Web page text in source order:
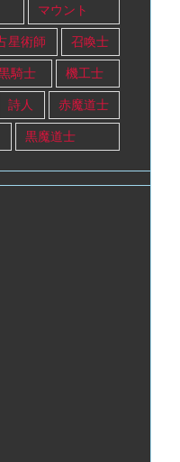
マウント
星術師 召喚士
騎士 機工士
詩人 赤魔道士
黒魔道士